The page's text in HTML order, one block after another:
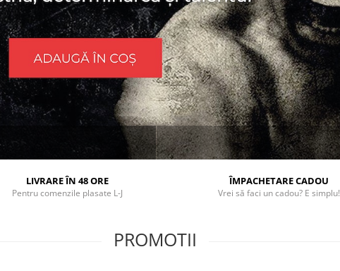
LIVRARE ÎN 48 ORE
Pentru comenzile plasate L-J
ÎMPACHETARE CADOU
Vrei să faci un cadou? E simplu!
PROMOTII